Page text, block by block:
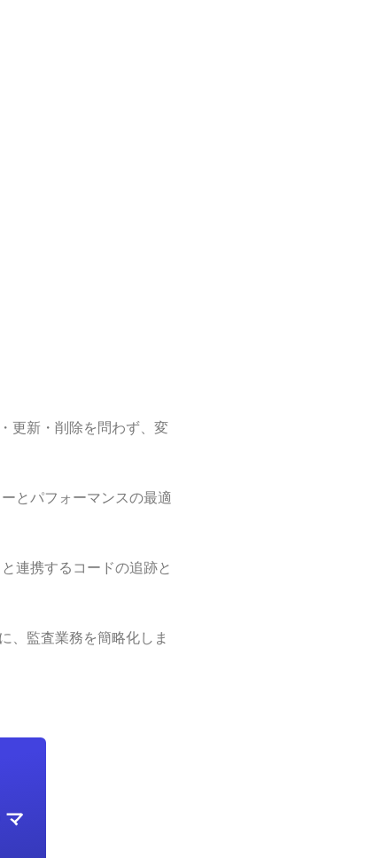
更新・削除を問わず、変
とパフォーマンスの最適
連携するコードの追跡と
、監査業務を簡略化しま
マ